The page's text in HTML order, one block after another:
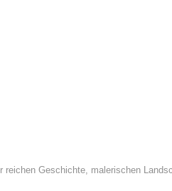
Geschichte, malerischen